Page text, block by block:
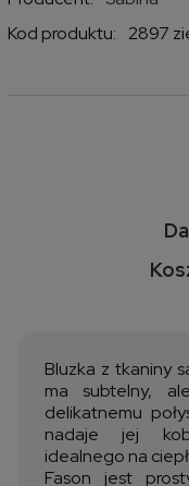
Kod produktu:
2897
Cena nie zawiera
Bluzka z tkaniny
ma subtelny,
delikatnemu
nadaje jej
idealnego na
Fason jest